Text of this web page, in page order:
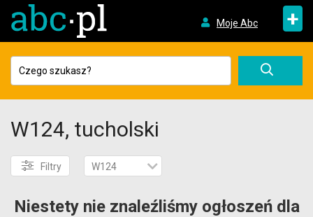
Moje Abc +
W124, tucholski
Filtry W124
Niestety nie znaleźliśmy ogłoszeń dla